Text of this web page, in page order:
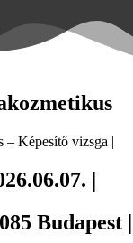
– Képesítő vizsga |
|
Budapest |